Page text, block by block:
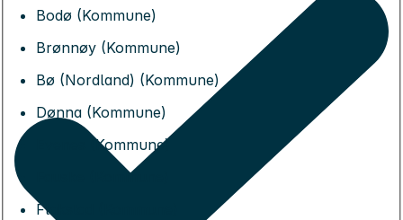
Bodø (Kommune)
Brønnøy (Kommune)
Bø (Nordland) (Kommune)
Dønna (Kommune)
Evenes (Kommune)
Fauske (Kommune)
Flakstad (Kommune)